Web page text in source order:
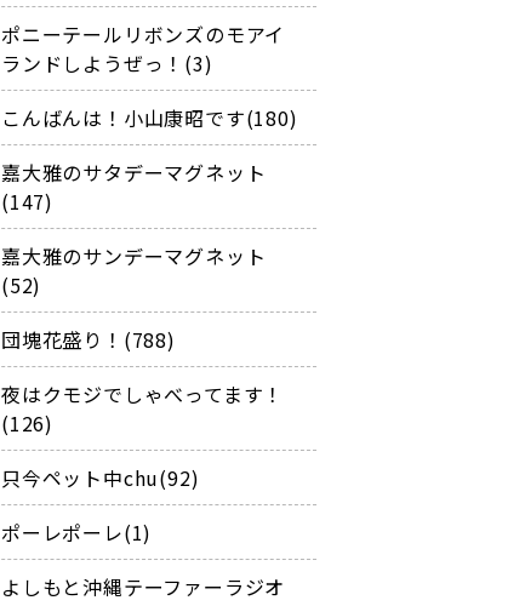
ポニーテールリボンズのモアイ
ランドしようぜっ！(3)
こんばんは！小山康昭です(180)
嘉大雅のサタデーマグネット
(147)
嘉大雅のサンデーマグネット
(52)
団塊花盛り！(788)
夜はクモジでしゃべってます！
(126)
只今ペット中chu(92)
ポーレポーレ(1)
よしもと沖縄テーファーラジオ